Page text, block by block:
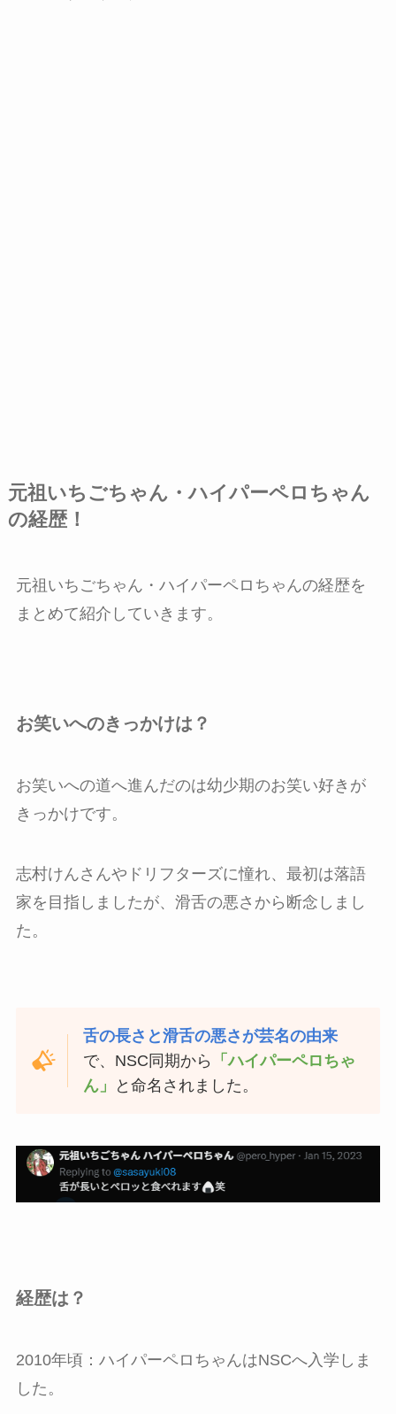
元祖いちごちゃん・ハイパーペロちゃん
の経歴！
元祖いちごちゃん・ハイパーペロちゃんの経歴を
まとめて紹介していきます。
お笑いへのきっかけは？
お笑いへの道へ進んだのは幼少期のお笑い好きが
きっかけです。
志村けんさんやドリフターズに憧れ、最初は落語
家を目指しましたが、滑舌の悪さから断念しまし
た。
舌の長さと滑舌の悪さが芸名の由来
で、NSC同期から
「ハイパーペロちゃ
ん」
と命名されました。
経歴は？
2010年頃：ハイパーペロちゃんはNSCへ入学しま
した。